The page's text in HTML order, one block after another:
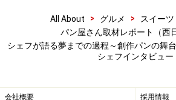
All About > グルメ > スイーツ
パン屋さん取材レポート（西
シェフが語る夢までの過程～創作パンの舞
シェフインタビュー
会社概要 採用情報